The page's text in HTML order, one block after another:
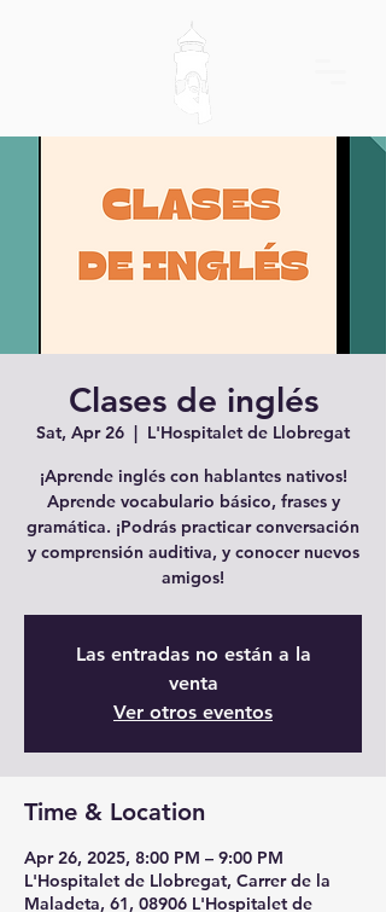
Clases de inglés
Sat, Apr 26
  |
L'Hospitalet de Llobregat
¡Aprende inglés con hablantes nativos!
Aprende vocabulario básico, frases y
gramática. ¡Podrás practicar conversación
y comprensión auditiva, y conocer nuevos
amigos!
Las entradas no están a la
venta
Ver otros eventos
Time & Location
Apr 26, 2025, 8:00 PM – 9:00 PM
L'Hospitalet de Llobregat, Carrer de la
Maladeta, 61, 08906 L'Hospitalet de